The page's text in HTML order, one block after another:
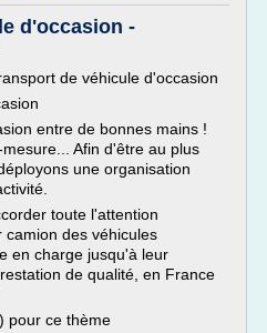
d'occasion -
de véhicule d'occasion
entre de bonnes mains !
Afin d'être au plus
une organisation
toute l'attention
camion des véhicules
en charge jusqu'à leur
de qualité, en France
) pour ce thème